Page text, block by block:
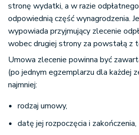
stronę wydatki, a w razie
odpowiednią część wynagrodzenia.
wypowiada przyjmujący zlecenie
wobec drugiej strony za powstałą z
Umowa zlecenie powinna być
(po jednym egzemplarzu dla każdej
najmniej:
rodzaj umowy,
datę jej rozpoczęcia i zakończenia,